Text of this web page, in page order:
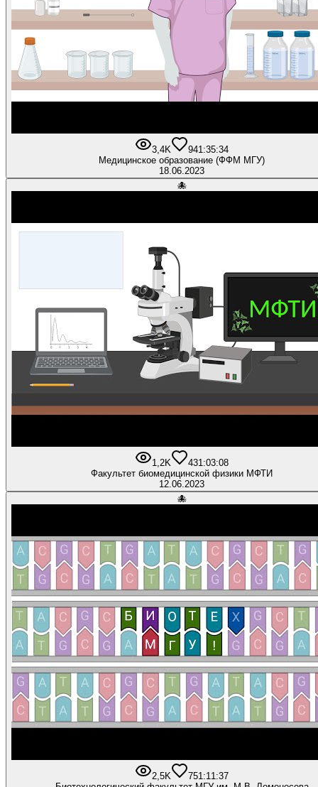
3,4K 941:35:34
Медицинское образование (ФФМ МГУ)
18.06.2023
🐙
1,2K 431:03:08
Факультет биомедицинской физики МФТИ
12.06.2023
🐙
2,5K 751:11:37